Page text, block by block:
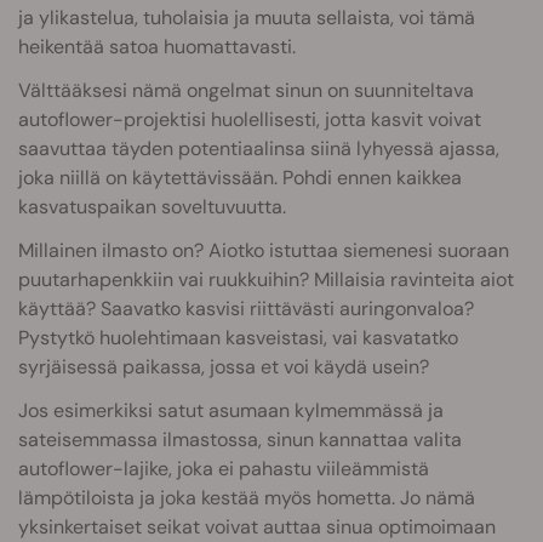
ja ylikastelua, tuholaisia ja muuta sellaista, voi tämä
heikentää satoa huomattavasti.
Välttääksesi nämä ongelmat sinun on suunniteltava
autoflower-projektisi huolellisesti, jotta kasvit voivat
saavuttaa täyden potentiaalinsa siinä lyhyessä ajassa,
joka niillä on käytettävissään. Pohdi ennen kaikkea
kasvatuspaikan soveltuvuutta.
Millainen ilmasto on? Aiotko istuttaa siemenesi suoraan
puutarhapenkkiin vai ruukkuihin? Millaisia ravinteita aiot
käyttää? Saavatko kasvisi riittävästi auringonvaloa?
Pystytkö huolehtimaan kasveistasi, vai kasvatatko
syrjäisessä paikassa, jossa et voi käydä usein?
Jos esimerkiksi satut asumaan kylmemmässä ja
sateisemmassa ilmastossa, sinun kannattaa valita
autoflower-lajike, joka ei pahastu viileämmistä
lämpötiloista ja joka kestää myös hometta. Jo nämä
yksinkertaiset seikat voivat auttaa sinua optimoimaan